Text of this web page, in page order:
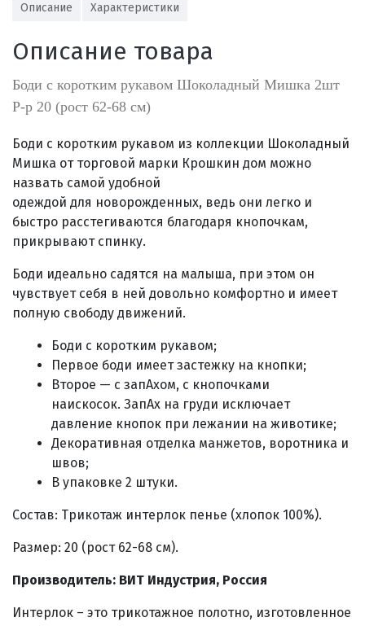
По близлежащим городам
Отправляем во все регионы России
службами Пэк, Кит, Луч, Сдэк, Озон
доставка, Почта РФ или любой другой
транспортной компанией на Ваш выбор
Екатеринбурга и близлежащих
Через СБП при получении (для
Екатеринбурга и близлежащих
городов)
Онлайн через СБП
Описание Характеристики
Описание товара
Боди с коротким рукавом Шоколадный Мишка 2шт
Р-р 20 (рост 62-68 см)
Боди с коротким рукавом из коллекции Шоколадный
Мишка от торговой марки Крошкин дом можно
назвать самой удобной
одеждой для новорожденных, ведь они легко и
быстро расстегиваются благодаря кнопочкам,
прикрывают спинку.
Боди идеально садятся на малыша, при этом он
чувствует себя в ней довольно комфортно и имеет
полную свободу движений.
Боди с коротким рукавом;
Первое боди имеет застежку на кнопки;
Второе — с запАхом, с кнопочками
наискосок. ЗапАх на груди исключает
давление кнопок при лежании на животике;
Декоративная отделка манжетов, воротника и
швов;
В упаковке 2 штуки.
Состав: Трикотаж интерлок пенье (хлопок 100%).
Размер: 20 (рост 62-68 см).
Производитель: ВИТ Индустрия, Россия
Интерлок – это трикотажное полотно, изготовленное